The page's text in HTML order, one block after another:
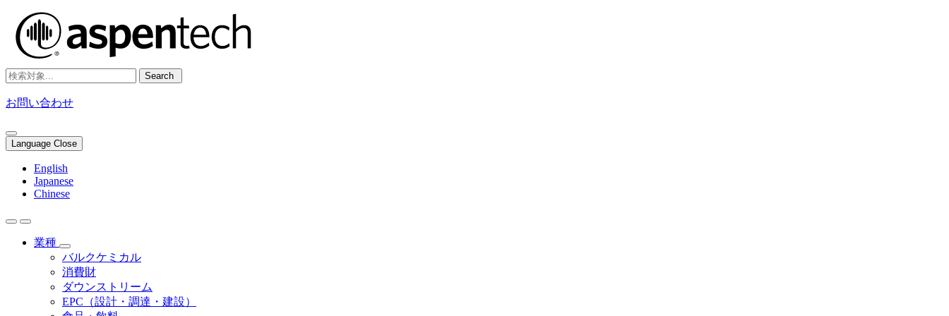
Search
お問い合わせ
Language Close
English
Japanese
Chinese
業種
バルクケミカル
消費財
ダウンストリーム
EPC（設計・調達・建設）